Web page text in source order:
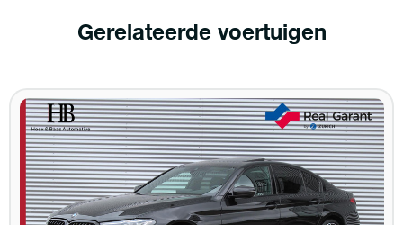
Gerelateerde voertuigen